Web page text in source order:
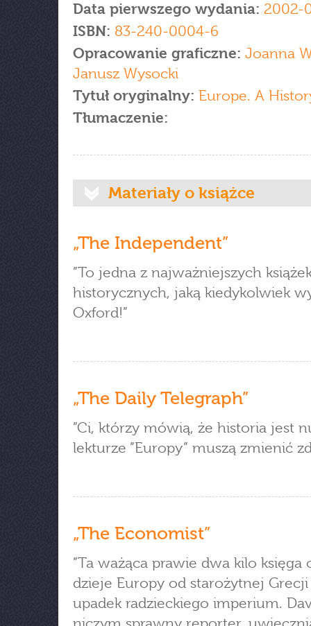
Data pierwszego wydania: 2002-
ISBN: 83-240-0004-6
Opracowanie graficzne: Joanna
Janusz Wysocki
Tytuł oryginalny: Europe. A
Tłumaczenie:
Materiały o książce
„The Independent”
”To jedna z najważniejszych
historycznych, jaką kiedykolwiek
Oxford!”
„The Daily Telegraph”
”Ci, którzy mówią, że historia jest
lekturze ”Europy” muszą zmienić
„The Economist”
”Ta ważąca prawie dwa kilo
dzieje Europy od starożytnej
upadek radzieckiego imperium.